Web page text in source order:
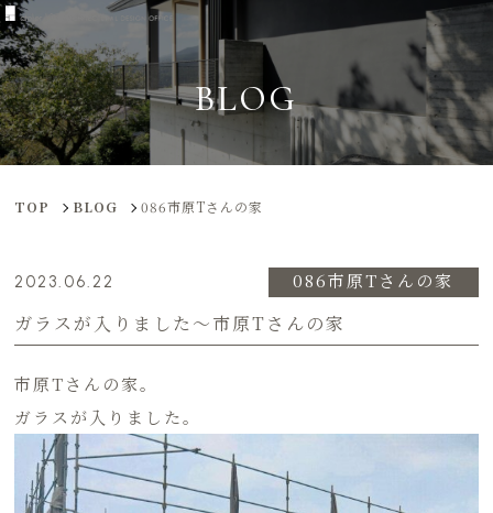
BLOG
TOP BLOG 086市原Tさんの家
2023.06.22 086市原Tさんの家
ガラスが入りました〜市原Tさんの家
市原Tさんの家。
ガラスが入りました。